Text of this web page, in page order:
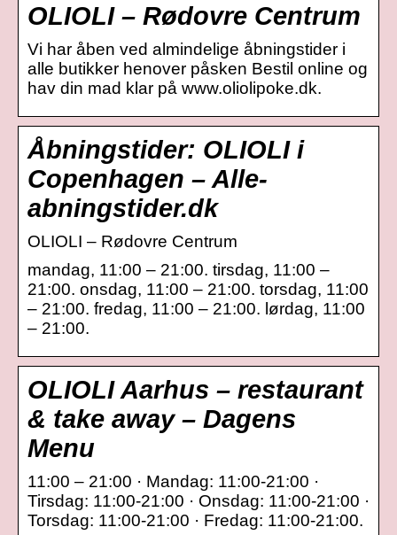
OLIOLI – Rødovre Centrum
Vi har åben ved almindelige åbningstider i
alle butikker henover påsken Bestil online og
hav din mad klar på www.oliolipoke.dk.
Åbningstider: OLIOLI i
Copenhagen – Alle-
abningstider.dk
OLIOLI – Rødovre Centrum
mandag, 11:00 – 21:00. tirsdag, 11:00 –
21:00. onsdag, 11:00 – 21:00. torsdag, 11:00
– 21:00. fredag, 11:00 – 21:00. lørdag, 11:00
– 21:00.
OLIOLI Aarhus – restaurant
& take away – Dagens
Menu
11:00 – 21:00 · Mandag: 11:00-21:00 ·
Tirsdag: 11:00-21:00 · Onsdag: 11:00-21:00 ·
Torsdag: 11:00-21:00 · Fredag: 11:00-21:00.